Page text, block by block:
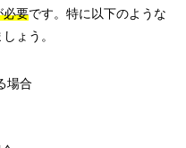
必要です。特に以下のような
ょう。
場合